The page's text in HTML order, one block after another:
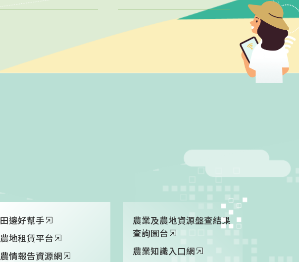
疫階段發現就整顆
田邊好幫手
農地租賃平台
農情報告資源網
農業及農地資源盤查結果
查詢圖台
農業知識入口網